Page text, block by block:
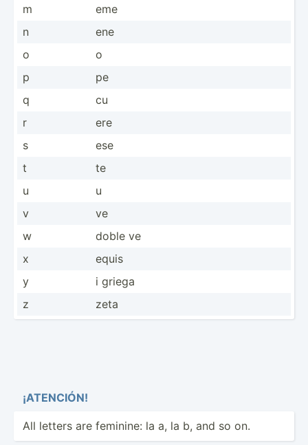
m
eme
n
ene
o
o
p
pe
q
cu
r
ere
s
ese
t
te
u
u
v
ve
w
doble ve
x
equis
y
i griega
z
zeta
¡ATENCIÓN!
All letters are feminine: la a, la b, and so on.